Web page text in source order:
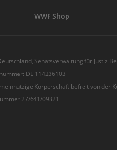
WWF Shop
Senatsverwaltung für Justiz
DE 114236103
Körperschaft befreit von der
27/641/09321